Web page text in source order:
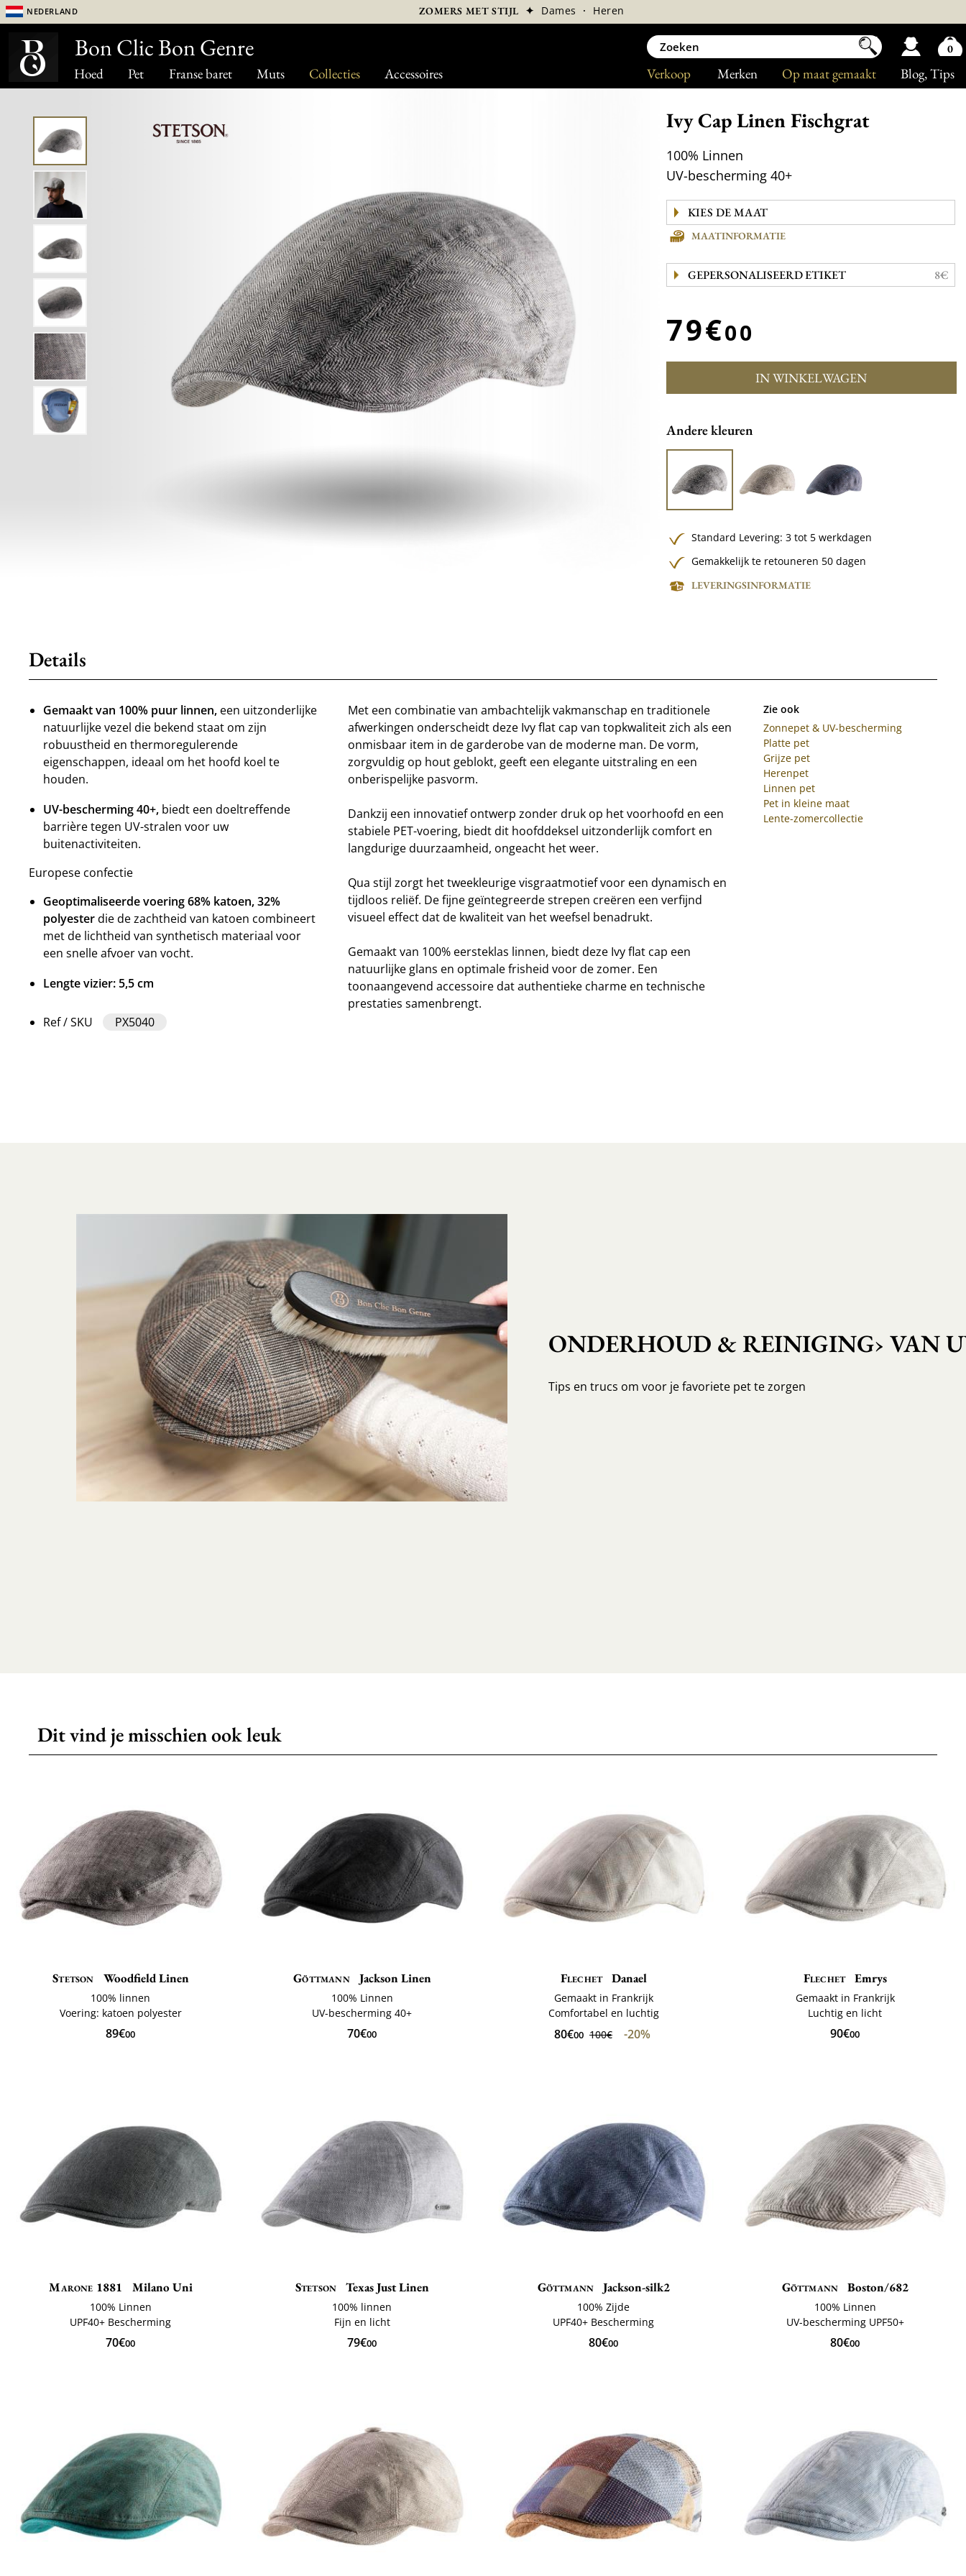
Hoed Pet Franse baret Muts Collecties Accessoires Blog, Tips
Op maat gemaakt
Merken
Verkoop
Nederland ZOMERS MET STIJL ✦ Dames · Heren
Ivy Cap Linen Fischgrat
100% Linnen
UV-bescherming 40+
MAATINFORMATIE
GEPERSONALISEERD ETIKET 8€
79€00
IN WINKELWAGEN
Andere kleuren
Standard Levering: 3 tot 5 werkdagen
Gemakkelijk te retouneren 50 dagen
LEVERINGSINFORMATIE
Details
Gemaakt van 100% puur linnen,een uitzonderlijke
natuurlijke vezel die bekend staat om zijn
robuustheid en thermoregulerende
eigenschappen, ideaal om het hoofd koel te
houden.
UV-bescherming 40+,biedt een doeltreffende
barrière tegen UV-stralen voor uw
buitenactiviteiten.
Europese confectie
Geoptimaliseerde voering 68% katoen, 32%
polyesterdie de zachtheid van katoen combineert
met de lichtheid van synthetisch materiaal voor
een snelle afvoer van vocht.
Lengte vizier: 5,5 cm
Ref / SKU PX5040
Met een combinatie van ambachtelijk vakmanschap en traditionele
afwerkingen onderscheidt deze Ivy flat cap van topkwaliteit zich als een
onmisbaar item in de garderobe van de moderne man. De vorm,
zorgvuldig op hout geblokt, geeft een elegante uitstraling en een
onberispelijke pasvorm.
Dankzij een innovatief ontwerp zonder druk op het voorhoofd en een
stabiele PET-voering, biedt dit hoofddeksel uitzonderlijk comfort en
langdurige duurzaamheid, ongeacht het weer.
Qua stijl zorgt het tweekleurige visgraatmotief voor een dynamisch en
tijdloos reliëf. De fijne geïntegreerde strepen creëren een verfijnd
visueel effect dat de kwaliteit van het weefsel benadrukt.
Gemaakt van 100% eersteklas linnen, biedt deze Ivy flat cap een
natuurlijke glans en optimale frisheid voor de zomer. Een
toonaangevend accessoire dat authentieke charme en technische
prestaties samenbrengt.
Zie ook
Zonnepet & UV-bescherming
Platte pet
Grijze pet
Herenpet
Linnen pet
Pet in kleine maat
Lente-zomercollectie
ONDERHOUD & REINIGING› VAN
Tips en trucs om voor je favoriete pet te zorgen
Dit vind je misschien ook leuk
Stetson Woodfield Linen
100% linnen
Voering: katoen polyester
89€00
Göttmann Jackson Linen
100% Linnen
UV-bescherming 40+
70€00
Flechet Danael
Gemaakt in Frankrijk
Comfortabel en luchtig
80€00 100€ -20%
Flechet Emrys
Gemaakt in Frankrijk
Luchtig en licht
90€00
Marone 1881 Milano Uni
100% Linnen
UPF40+ Bescherming
70€00
Stetson Texas Just Linen
100% linnen
Fijn en licht
79€00
Göttmann Jackson-silk2
100% Zijde
UPF40+ Bescherming
80€00
Göttmann Boston/682
100% Linnen
UV-bescherming UPF50+
80€00
Bon Clic Bon Genre 0